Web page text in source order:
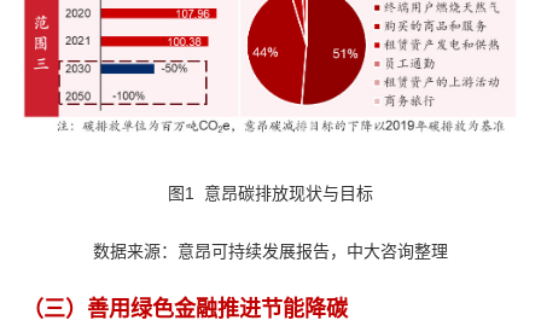
图1 意昂碳排放现状与目标
数据来源：意昂可持续发展报告，中大咨询整理
（三）善用绿色金融推进节能降碳